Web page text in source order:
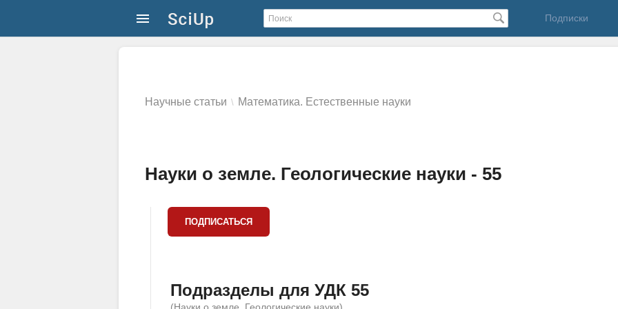
Подписки
Научные статьи \ Математика. Естественные науки
Науки о земле. Геологические науки - 55
Подразделы для УДК 55